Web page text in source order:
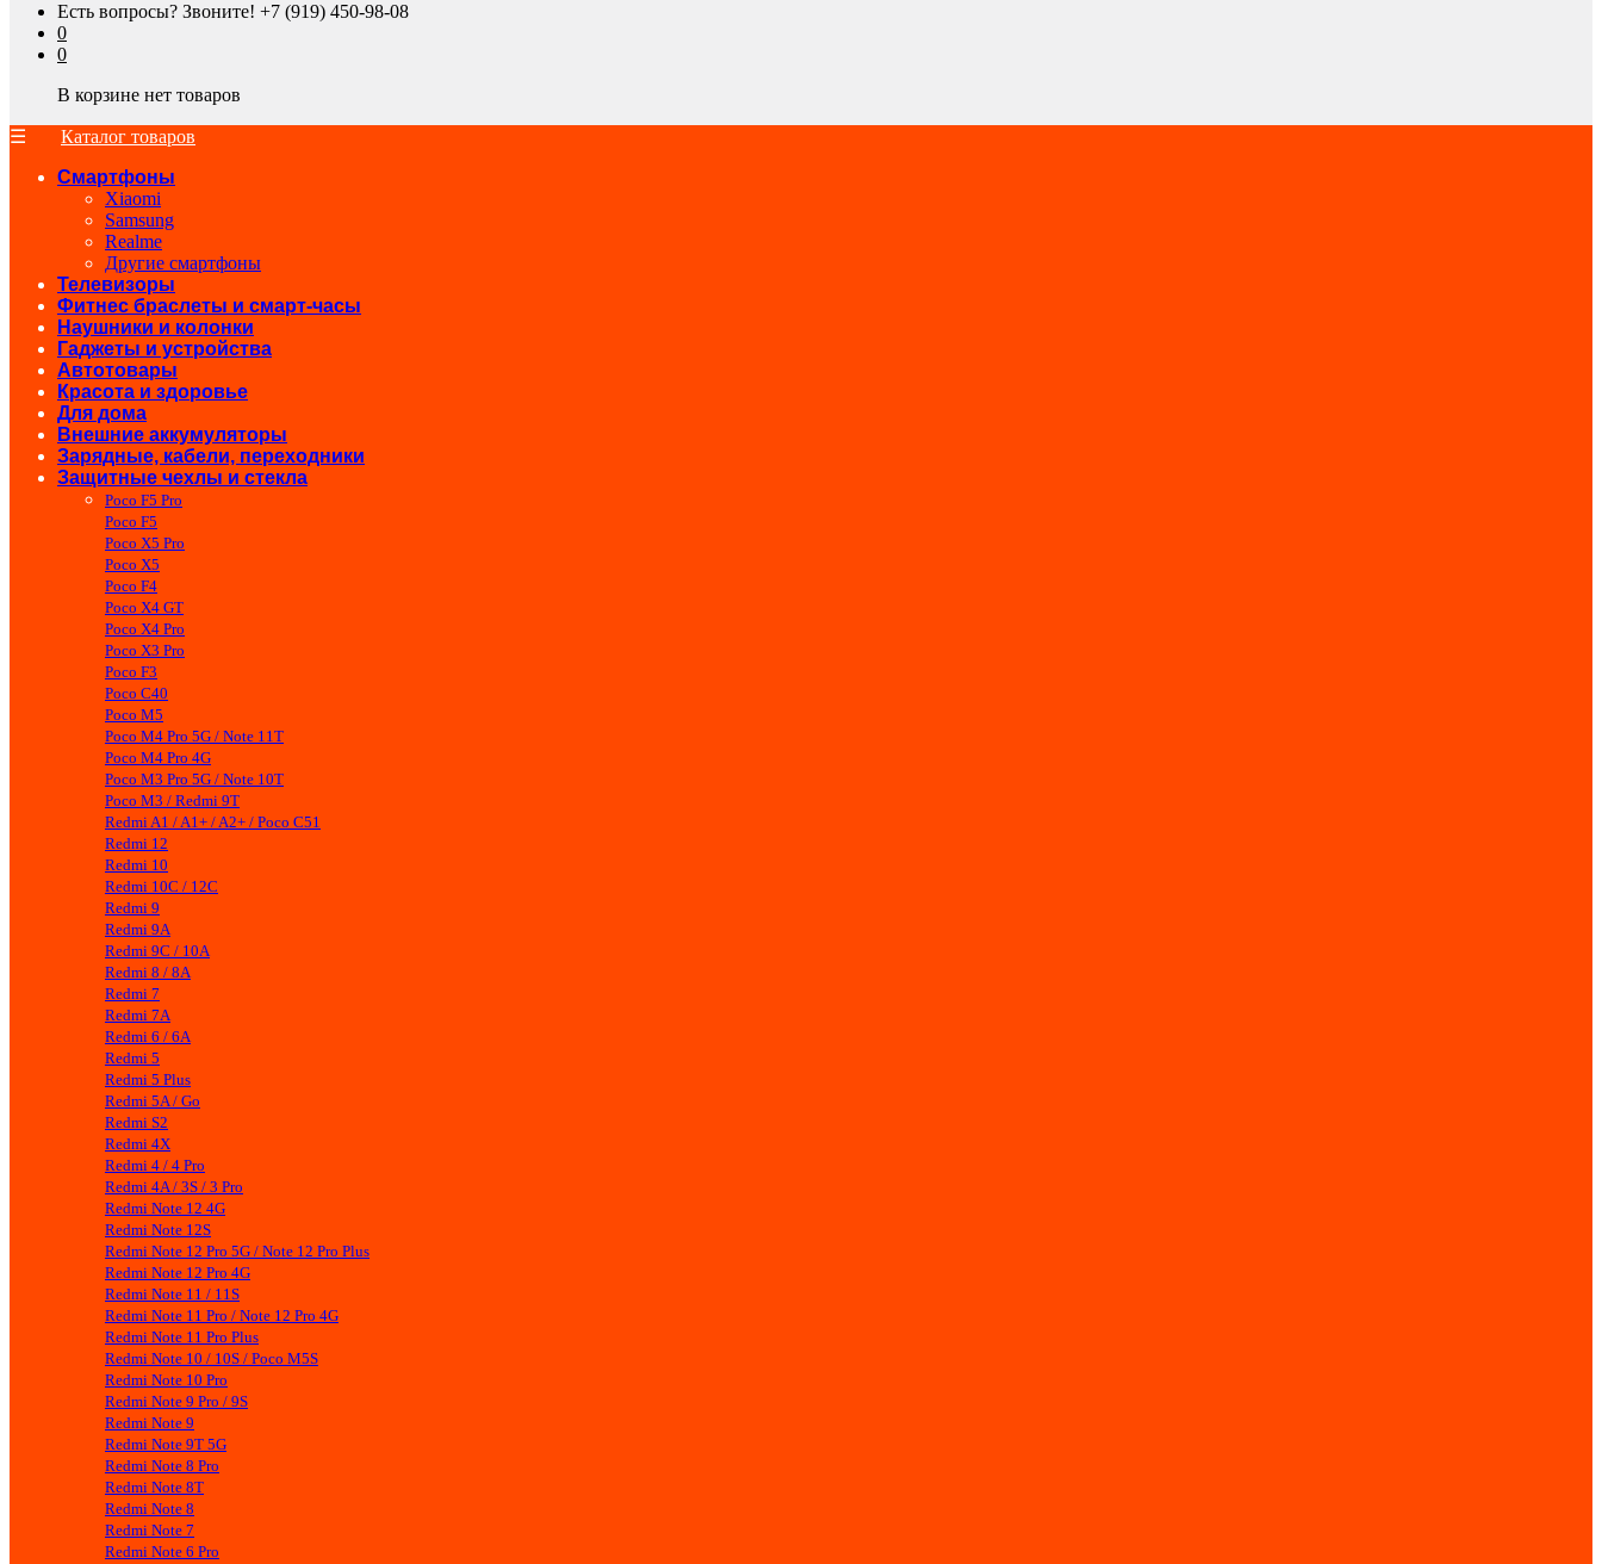
Есть вопросы? Звоните! +7 (919) 450-98-08
0
0
В корзине нет товаров
Каталог товаров
Смартфоны
Xiaomi
Samsung
Realme
Другие смартфоны
Телевизоры
Фитнес браслеты и смарт-часы
Наушники и колонки
Гаджеты и устройства
Автотовары
Красота и здоровье
Для дома
Внешние аккумуляторы
Зарядные, кабели, переходники
Защитные чехлы и стекла
Poco F5 Pro
Poco F5
Poco X5 Pro
Poco X5
Poco F4
Poco X4 GT
Poco X4 Pro
Poco X3 Pro
Poco F3
Poco C40
Poco M5
Poco M4 Pro 5G / Note 11T
Poco M4 Pro 4G
Poco M3 Pro 5G / Note 10T
Poco M3 / Redmi 9T
Redmi A1 / A1+ / A2+ / Poco C51
Redmi 12
Redmi 10
Redmi 10C / 12C
Redmi 9
Redmi 9A
Redmi 9C / 10A
Redmi 8 / 8A
Redmi 7
Redmi 7A
Redmi 6 / 6A
Redmi 5
Redmi 5 Plus
Redmi 5A / Go
Redmi S2
Redmi 4X
Redmi 4 / 4 Pro
Redmi 4A / 3S / 3 Pro
Redmi Note 12 4G
Redmi Note 12S
Redmi Note 12 Pro 5G / Note 12 Pro Plus
Redmi Note 12 Pro 4G
Redmi Note 11 / 11S
Redmi Note 11 Pro / Note 12 Pro 4G
Redmi Note 11 Pro Plus
Redmi Note 10 / 10S / Poco M5S
Redmi Note 10 Pro
Redmi Note 9 Pro / 9S
Redmi Note 9
Redmi Note 9T 5G
Redmi Note 8 Pro
Redmi Note 8T
Redmi Note 8
Redmi Note 7
Redmi Note 6 Pro